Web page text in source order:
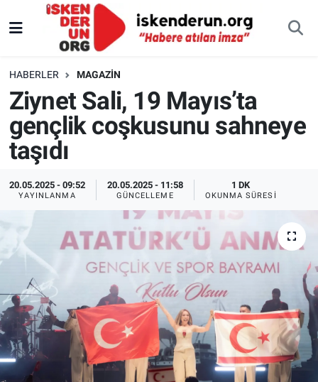
HABERLER MAGAZIN
Ziynet Sali, 19 Mayıs’ta
gençlik coşkusunu sahneye
taşıdı
20.05.2025 - 09:52
YAYINLANMA
20.05.2025 - 11:58
GÜNCELLEME
1 DK
OKUNMA SÜRESI